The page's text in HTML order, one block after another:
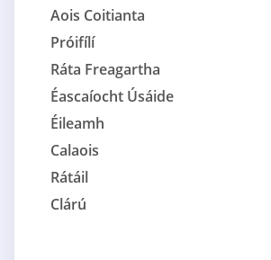
Aois Coitianta
Próifílí
Ráta Freagartha
Éascaíocht Úsáide
Éileamh
Calaois
Rátáil
Clárú